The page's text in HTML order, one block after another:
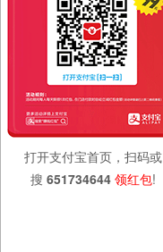
打开支付宝首页，扫码或
搜 651734644 领红包!